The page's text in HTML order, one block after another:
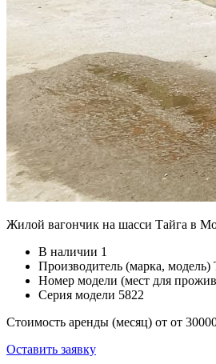
Жилой вагончик на шасси Тайга в
В наличии 1
Производитель (марка, модель)
Номер модели (мест для
Серия модели 5822
Стоимость аренды (месяц) от от
Оставить заявку